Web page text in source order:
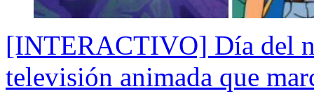
[INTERACTIVO] Día del
televisión animada que